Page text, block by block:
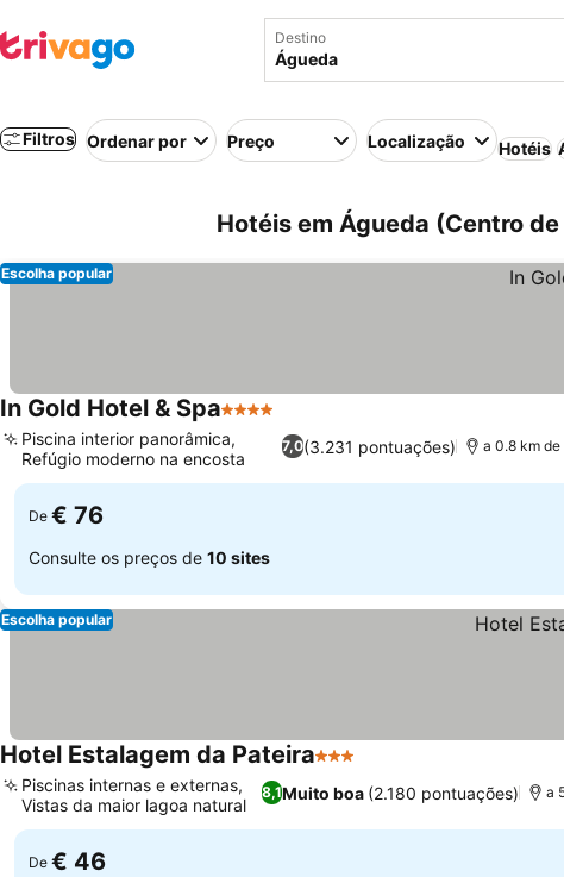
Destino
Filtros Ordenar por Preço Localização Hotéis
Hotéis em Águeda (Centro
Escolha popular
In Gold Hotel & Spa4 Estrelas
7,0(3.231 pontuações)
Piscina interior panorâmica,
Refúgio moderno na encosta
a 0.8 km
De € 76
Consulte os preços de 10 sites
Escolha popular
Hotel Estalagem da Pateira3 Estrelas
8,1Muito boa (2.180 pontuações)
Piscinas internas e externas,
Vistas da maior lagoa natural
a
De € 46